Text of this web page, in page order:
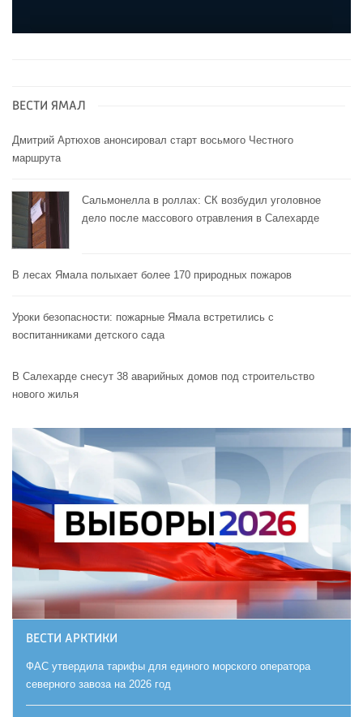
ВЕСТИ ЯМАЛ
Дмитрий Артюхов анонсировал старт восьмого Честного
маршрута
Сальмонелла в роллах: СК возбудил уголовное
дело после массового отравления в Салехарде
В лесах Ямала полыхает более 170 природных пожаров
Уроки безопасности: пожарные Ямала встретились с
воспитанниками детского сада
В Салехарде снесут 38 аварийных домов под строительство
нового жилья
ВЕСТИ АРКТИКИ
ФАС утвердила тарифы для единого морского оператора
северного завоза на 2026 год